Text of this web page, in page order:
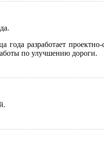
года разработает
по улучшению дороги.